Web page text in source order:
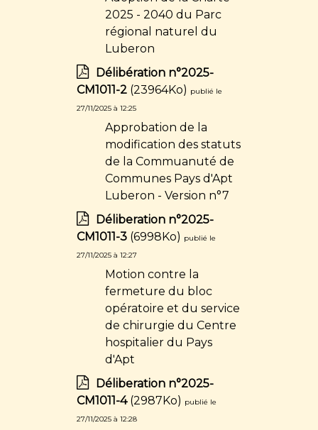
2025 - 2040 du Parc
régional naturel du
Luberon
Délibération n°2025-
CM1011-2(23964Ko) publié le
27/11/2025 à 12:25
Approbation de la
modification des statuts
de la Commuanuté de
Communes Pays d'Apt
Luberon - Version n°7
Déliberation n°2025-
CM1011-3(6998Ko) publié le
27/11/2025 à 12:27
Motion contre la
fermeture du bloc
opératoire et du service
de chirurgie du Centre
hospitalier du Pays
d'Apt
Déliberation n°2025-
CM1011-4(2987Ko) publié le
27/11/2025 à 12:28